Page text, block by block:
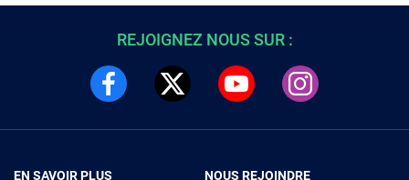
REJOIGNEZ NOUS SUR :
EN SAVOIR PLUS NOUS REJOINDRE